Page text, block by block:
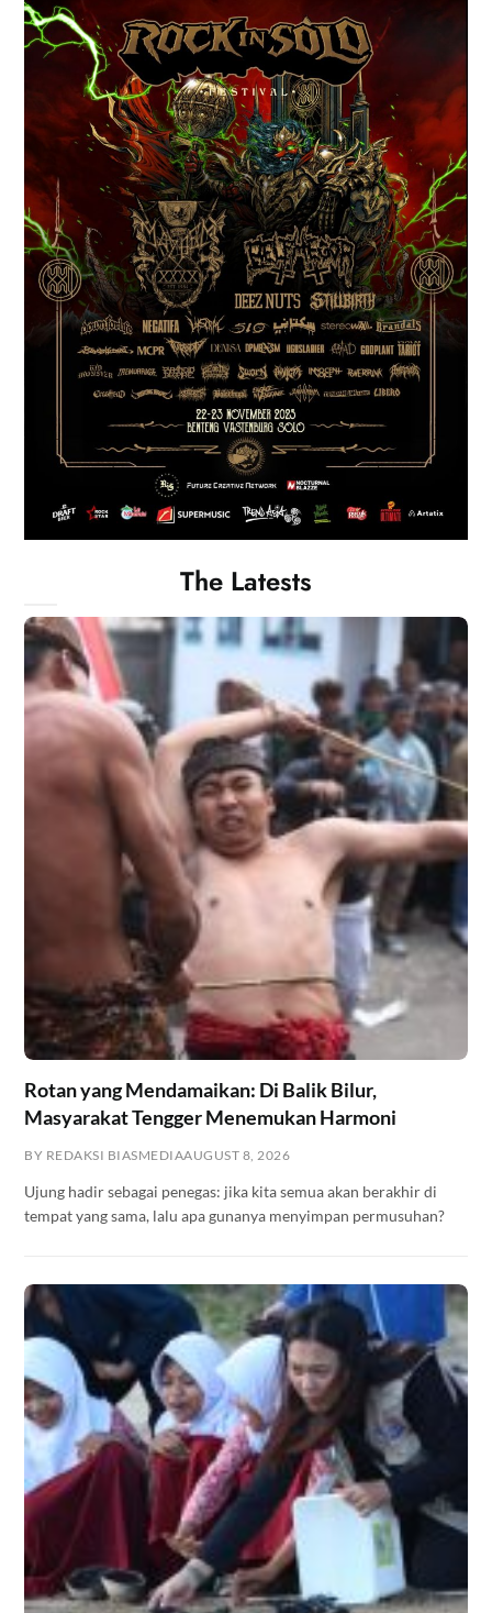
The Latests
Rotan yang Mendamaikan: Di Balik Bilur,
Masyarakat Tengger Menemukan Harmoni
BY REDAKSI BIASMEDIAAUGUST 8, 2026
Ujung hadir sebagai penegas: jika kita semua akan berakhir di
tempat yang sama, lalu apa gunanya menyimpan permusuhan?